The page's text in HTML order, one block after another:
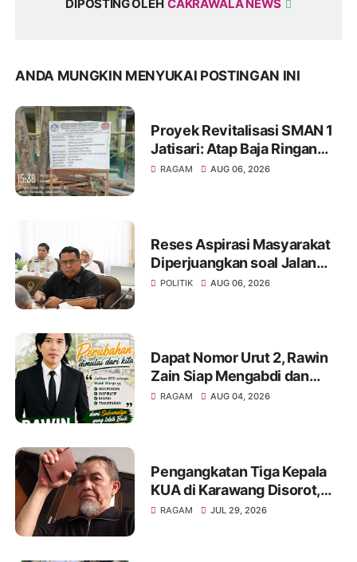
DIPOSTING OLEH CAKRAWALA NEWS
ANDA MUNGKIN MENYUKAI POSTINGAN INI
Proyek Revitalisasi SMAN 1
Jatisari: Atap Baja Ringan
Campur Paku & Dynabold,
RAGAM AUG 06, 2026
Reses Aspirasi Masyarakat
Diperjuangkan soal Jalan
Pangala-Baruppu Rusak
POLITIK AUG 06, 2026
Dapat Nomor Urut 2, Rawin
Zain Siap Mengabdi dan
Perjuangkan Aspirasi Warga
RAGAM AUG 04, 2026
Pengangkatan Tiga Kepala
KUA di Karawang Disorot,
KMG Singgung Dugaan Jual
RAGAM JUL 29, 2026